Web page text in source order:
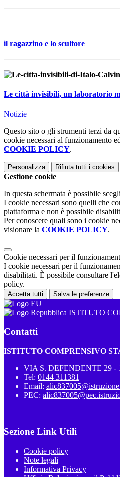
il ragazzino e lo scultore
Le città invisibili, un laboratorio
Notizie
Questo sito o gli strumenti terzi da
cookie necessari al funzionamento
COOKIE POLICY.
Personalizza Rifiuta tutti i cookies
Gestione cookie
In questa schermata è possibile
I cookie necessari sono quelli che
piattaforma e non è possibile
Per conoscere quali sono i cookie
visionare la COOKIE POLICY.
Cookie necessari per il
I cookie necessari per il
disabilitati. È possibile consultare
policy.
Accetta tutti Salva le preferenze
ISTITUTO
Contatti
ISTITUTO COMPRENSIVO
VIA S. DEFENDENTE 29 -
Tel: 0144 311381
Email:
PEC:
Sezione Link Utili
Cookie policy
Note legali
Informativa Privacy